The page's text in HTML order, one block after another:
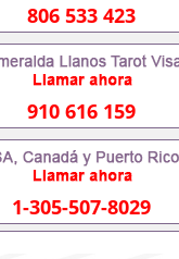
述材料，随时都可以安
，专业，学位，毕业时
国内找工作假的毕业证
毕业证成绩单可以办学
居国外需要办理什么材
企假的毕业证会查吗
要些什么材料
, 挂科拿不到毕业证怎么
常毕业怎么办理毕业证
是否因为中途辍学、挂
您是否因为递交材料不
806 533 423
910 616 159
1-305-507-8029